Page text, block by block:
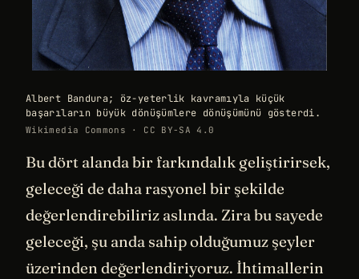
Albert Bandura; öz-yeterlik kavramıyla küçük
başarıların büyük dönüşümlere dönüşümünü gösterdi.
Wikimedia Commons · CC BY-SA 4.0
Bu dört alanda bir farkındalık geliştirirsek,
geleceği de daha rasyonel bir şekilde
değerlendirebiliriz aslında. Zira bu sayede
geleceği, şu anda sahip olduğumuz şeyler
üzerinden değerlendiriyoruz. İhtimallerin